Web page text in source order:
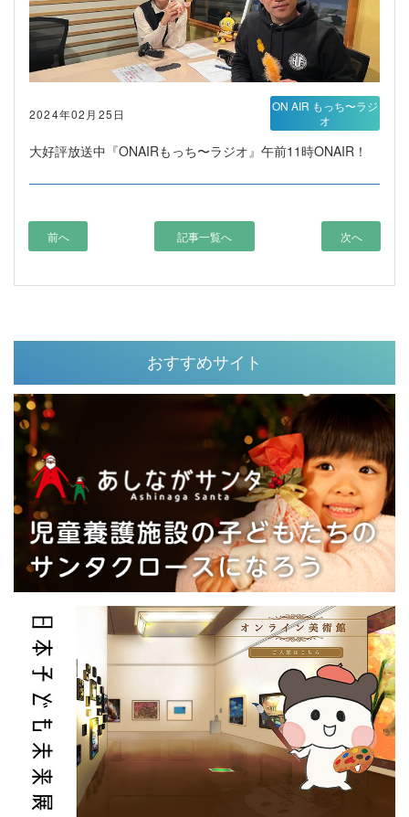
2024年02月25日
大好評放送中『ONAIRもっち〜ラジオ』午前11時ONAIR！
ON AIR もっち〜ラジ
オ
前へ 記事一覧へ 次へ
おすすめサイト